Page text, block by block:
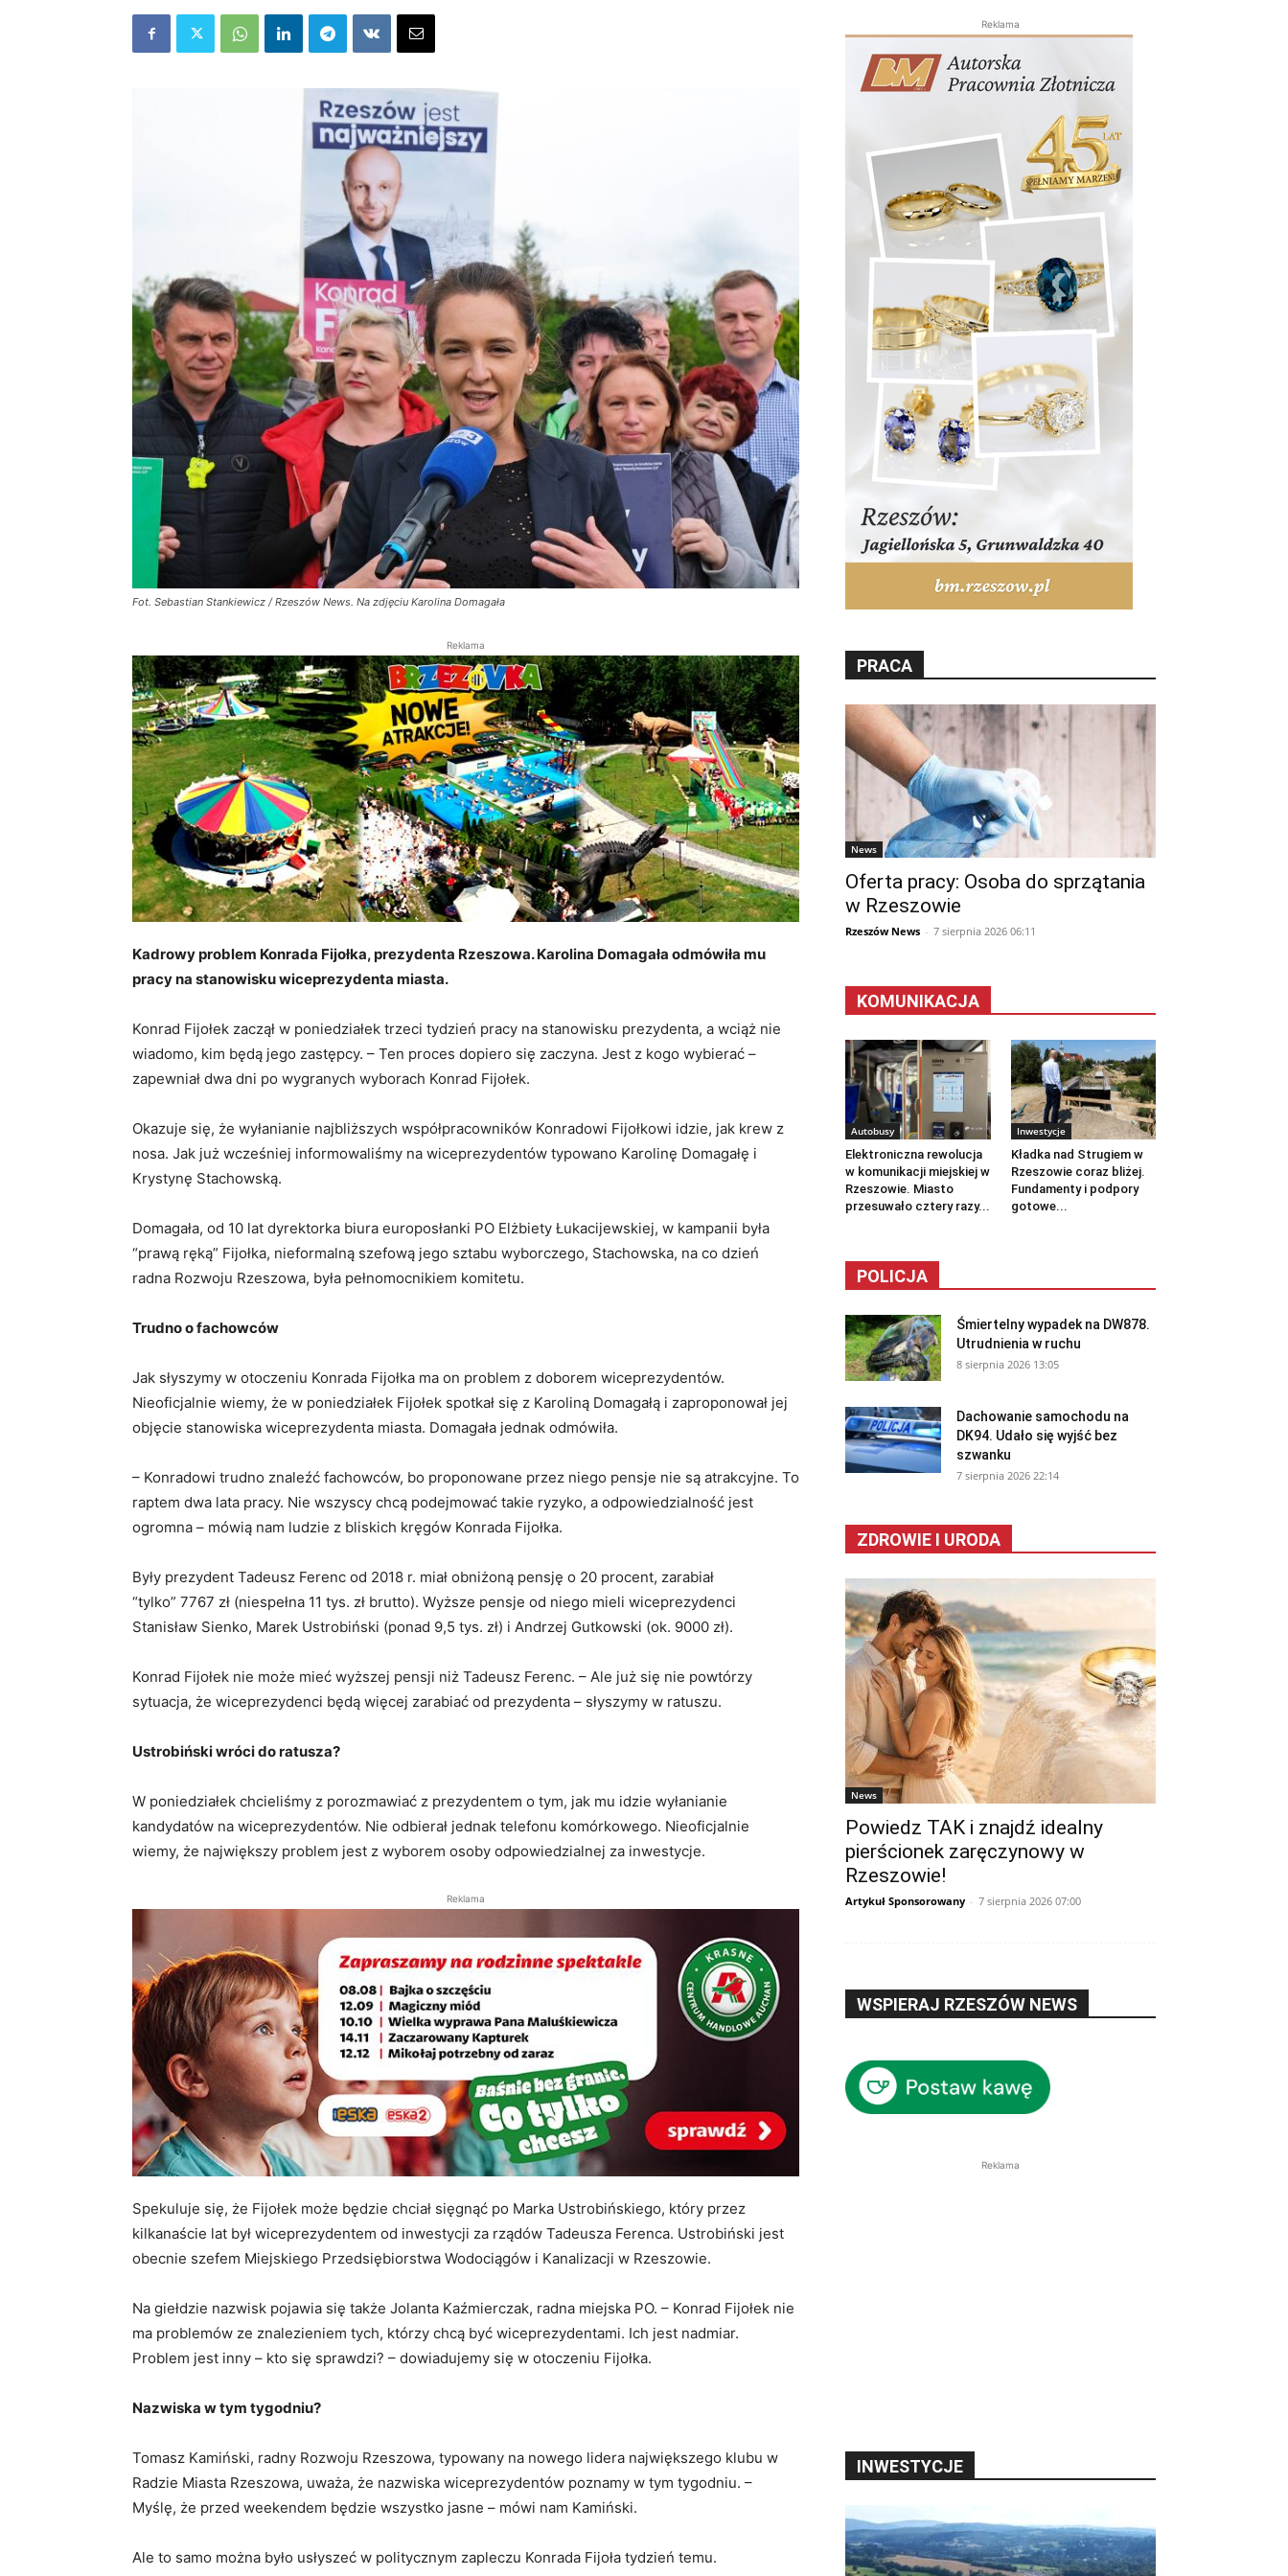
Fot. Sebastian Stankiewicz / Rzeszów News. Na zdjęciu Karolina Domagała
Reklama
Kadrowy problem Konrada Fijołka, prezydenta Rzeszowa. Karolina Domagała odmówiła mu
pracy na stanowisku wiceprezydenta miasta.
Konrad Fijołek zaczął w poniedziałek trzeci tydzień pracy na stanowisku prezydenta, a wciąż nie
wiadomo, kim będą jego zastępcy. – Ten proces dopiero się zaczyna. Jest z kogo wybierać –
zapewniał dwa dni po wygranych wyborach Konrad Fijołek.
Okazuje się, że wyłanianie najbliższych współpracowników Konradowi Fijołkowi idzie, jak krew z
nosa. Jak już wcześniej informowaliśmy na wiceprezydentów typowano Karolinę Domagałę i
Krystynę Stachowską.
Domagała, od 10 lat dyrektorka biura europosłanki PO Elżbiety Łukacijewskiej, w kampanii była
“prawą ręką” Fijołka, nieformalną szefową jego sztabu wyborczego, Stachowska, na co dzień
radna Rozwoju Rzeszowa, była pełnomocnikiem komitetu.
Trudno o fachowców
Jak słyszymy w otoczeniu Konrada Fijołka ma on problem z doborem wiceprezydentów.
Nieoficjalnie wiemy, że w poniedziałek Fijołek spotkał się z Karoliną Domagałą i zaproponował jej
objęcie stanowiska wiceprezydenta miasta. Domagała jednak odmówiła.
– Konradowi trudno znaleźć fachowców, bo proponowane przez niego pensje nie są atrakcyjne. To
raptem dwa lata pracy. Nie wszyscy chcą podejmować takie ryzyko, a odpowiedzialność jest
ogromna – mówią nam ludzie z bliskich kręgów Konrada Fijołka.
Były prezydent Tadeusz Ferenc od 2018 r. miał obniżoną pensję o 20 procent, zarabiał
“tylko” 7767 zł (niespełna 11 tys. zł brutto). Wyższe pensje od niego mieli wiceprezydenci
Stanisław Sienko, Marek Ustrobiński (ponad 9,5 tys. zł) i Andrzej Gutkowski (ok. 9000 zł).
Konrad Fijołek nie może mieć wyższej pensji niż Tadeusz Ferenc. – Ale już się nie powtórzy
sytuacja, że wiceprezydenci będą więcej zarabiać od prezydenta – słyszymy w ratuszu.
Ustrobiński wróci do ratusza?
W poniedziałek chcieliśmy z porozmawiać z prezydentem o tym, jak mu idzie wyłanianie
kandydatów na wiceprezydentów. Nie odbierał jednak telefonu komórkowego. Nieoficjalnie
wiemy, że największy problem jest z wyborem osoby odpowiedzialnej za inwestycje.
Reklama
Spekuluje się, że Fijołek może będzie chciał sięgnąć po Marka Ustrobińskiego, który przez
kilkanaście lat był wiceprezydentem od inwestycji za rządów Tadeusza Ferenca. Ustrobiński jest
obecnie szefem Miejskiego Przedsiębiorstwa Wodociągów i Kanalizacji w Rzeszowie.
Na giełdzie nazwisk pojawia się także Jolanta Kaźmierczak, radna miejska PO. – Konrad Fijołek nie
ma problemów ze znalezieniem tych, którzy chcą być wiceprezydentami. Ich jest nadmiar.
Problem jest inny – kto się sprawdzi? – dowiadujemy się w otoczeniu Fijołka.
Nazwiska w tym tygodniu?
Tomasz Kamiński, radny Rozwoju Rzeszowa, typowany na nowego lidera największego klubu w
Radzie Miasta Rzeszowa, uważa, że nazwiska wiceprezydentów poznamy w tym tygodniu. –
Myślę, że przed weekendem będzie wszystko jasne – mówi nam Kamiński.
Ale to samo można było usłyszeć w politycznym zapleczu Konrada Fijoła tydzień temu.
Reklama
PRACA
News
Oferta pracy: Osoba do sprzątania
w Rzeszowie
Rzeszów News - 7 sierpnia 2026 06:11
KOMUNIKACJA
Autobusy
Elektroniczna rewolucja
w komunikacji miejskiej w
Rzeszowie. Miasto
przesuwało cztery razy...
Inwestycje
Kładka nad Strugiem w
Rzeszowie coraz bliżej.
Fundamenty i podpory
gotowe...
POLICJA
Śmiertelny wypadek na DW878.
Utrudnienia w ruchu
8 sierpnia 2026 13:05
Dachowanie samochodu na
DK94. Udało się wyjść bez
szwanku
7 sierpnia 2026 22:14
ZDROWIE I URODA
News
Powiedz TAK i znajdź idealny
pierścionek zaręczynowy w
Rzeszowie!
Artykuł Sponsorowany - 7 sierpnia 2026 07:00
WSPIERAJ RZESZÓW NEWS
Reklama
INWESTYCJE